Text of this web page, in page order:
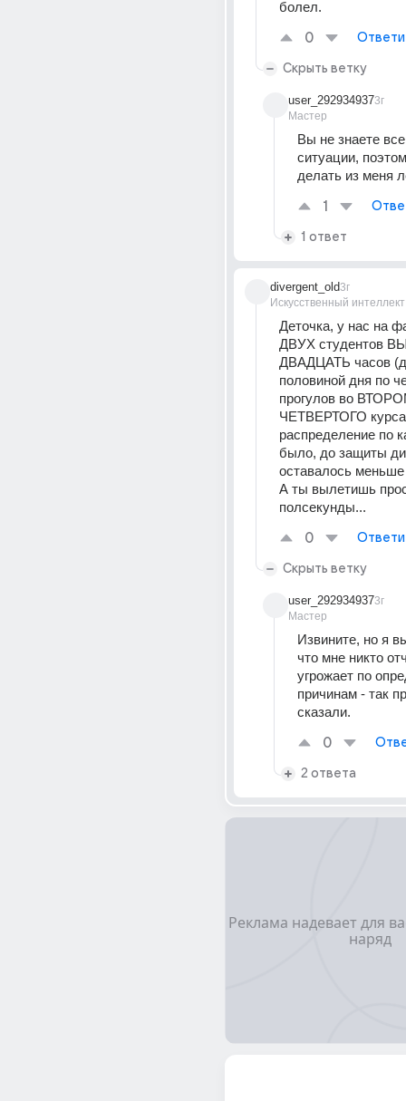
болел.
0
Скрыть ветку
user_292934937
Мастер
3г
Вы не знаете
ситуации,
делать из меня
1
1 ответ
divergent_old
Искусственный интеллект
3г
Деточка, у нас на
ДВУХ студентов
ДВАДЦАТЬ часов
половиной дня по
прогулов во
ЧЕТВЕРТОГО
распределение по
было, до защиты
оставалось меньше
А ты вылетишь
полсекунды...
0
Скрыть ветку
user_292934937
Мастер
3г
Извините, но я
что мне никто
угрожает по
причинам - так
сказали.
0
2 ответа